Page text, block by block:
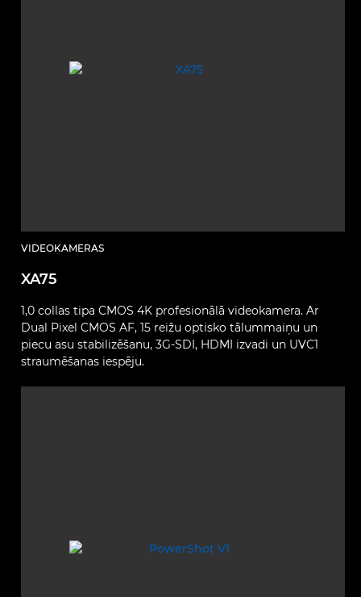
VIDEOKAMERAS
XA75
1,0 collas tipa CMOS 4K profesionālā videokamera. Ar
Dual Pixel CMOS AF, 15 reižu optisko tālummaiņu un
piecu asu stabilizēšanu, 3G-SDI, HDMI izvadi un UVC1
straumēšanas iespēju.